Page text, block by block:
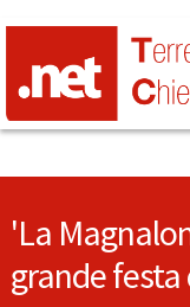
'La
grande